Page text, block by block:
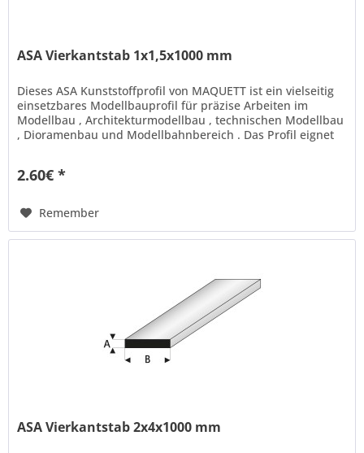
ASA Vierkantstab 1x1,5x1000 mm
Dieses ASA Kunststoffprofil von MAQUETT ist ein vielseitig
einsetzbares Modellbauprofil für präzise Arbeiten im
Modellbau , Architekturmodellbau , technischen Modellbau
, Dioramenbau und Modellbahnbereich . Das Profil eignet
2.60€ *
Remember
ASA Vierkantstab 2x4x1000 mm